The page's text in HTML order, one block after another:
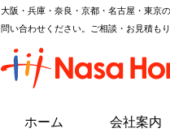
大阪・兵庫・奈良・京都・名古屋・東京
問い合わせください。ご相談・お見積もり
ホーム 会社案内